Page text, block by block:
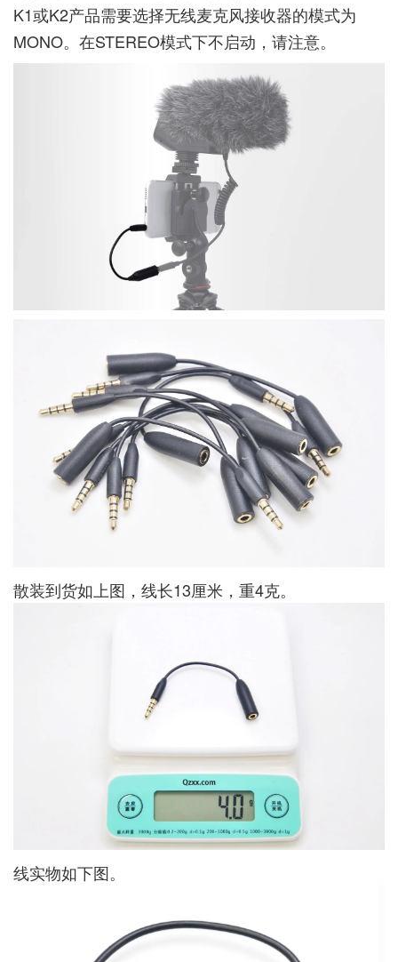
K1或K2产品需要选择无线麦克风接收器的模式为
MONO。在STEREO模式下不启动，请注意。
散装到货如上图，线长13厘米，重4克。
线实物如下图。